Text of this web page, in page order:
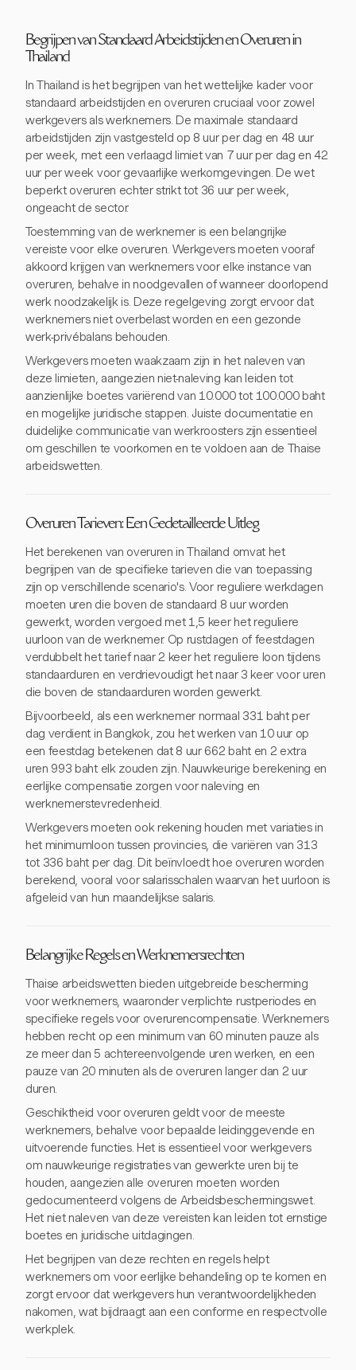
Begrijpen van Standaard Arbeidstijden en Overuren in
Thailand
In Thailand is het begrijpen van het wettelijke kader voor
standaard arbeidstijden en overuren cruciaal voor zowel
werkgevers als werknemers. De maximale standaard
arbeidstijden zijn vastgesteld op 8 uur per dag en 48 uur
per week, met een verlaagd limiet van 7 uur per dag en 42
uur per week voor gevaarlijke werkomgevingen. De wet
beperkt overuren echter strikt tot 36 uur per week,
ongeacht de sector.
Toestemming van de werknemer is een belangrijke
vereiste voor elke overuren. Werkgevers moeten vooraf
akkoord krijgen van werknemers voor elke instance van
overuren, behalve in noodgevallen of wanneer doorlopend
werk noodzakelijk is. Deze regelgeving zorgt ervoor dat
werknemers niet overbelast worden en een gezonde
werk-privébalans behouden.
Werkgevers moeten waakzaam zijn in het naleven van
deze limieten, aangezien niet-naleving kan leiden tot
aanzienlijke boetes variërend van 10.000 tot 100.000 baht
en mogelijke juridische stappen. Juiste documentatie en
duidelijke communicatie van werkroosters zijn essentieel
om geschillen te voorkomen en te voldoen aan de Thaise
arbeidswetten.
Overuren Tarieven: Een Gedetailleerde Uitleg
Het berekenen van overuren in Thailand omvat het
begrijpen van de specifieke tarieven die van toepassing
zijn op verschillende scenario's. Voor reguliere werkdagen
moeten uren die boven de standaard 8 uur worden
gewerkt, worden vergoed met 1,5 keer het reguliere
uurloon van de werknemer. Op rustdagen of feestdagen
verdubbelt het tarief naar 2 keer het reguliere loon tijdens
standaarduren en verdrievoudigt het naar 3 keer voor uren
die boven de standaarduren worden gewerkt.
Bijvoorbeeld, als een werknemer normaal 331 baht per
dag verdient in Bangkok, zou het werken van 10 uur op
een feestdag betekenen dat 8 uur 662 baht en 2 extra
uren 993 baht elk zouden zijn. Nauwkeurige berekening en
eerlijke compensatie zorgen voor naleving en
werknemerstevredenheid.
Werkgevers moeten ook rekening houden met variaties in
het minimumloon tussen provincies, die variëren van 313
tot 336 baht per dag. Dit beïnvloedt hoe overuren worden
berekend, vooral voor salarisschalen waarvan het uurloon is
afgeleid van hun maandelijkse salaris.
Belangrijke Regels en Werknemersrechten
Thaise arbeidswetten bieden uitgebreide bescherming
voor werknemers, waaronder verplichte rustperiodes en
specifieke regels voor overurencompensatie. Werknemers
hebben recht op een minimum van 60 minuten pauze als
ze meer dan 5 achtereenvolgende uren werken, en een
pauze van 20 minuten als de overuren langer dan 2 uur
duren.
Geschiktheid voor overuren geldt voor de meeste
werknemers, behalve voor bepaalde leidinggevende en
uitvoerende functies. Het is essentieel voor werkgevers
om nauwkeurige registraties van gewerkte uren bij te
houden, aangezien alle overuren moeten worden
gedocumenteerd volgens de Arbeidsbeschermingswet.
Het niet naleven van deze vereisten kan leiden tot ernstige
boetes en juridische uitdagingen.
Het begrijpen van deze rechten en regels helpt
werknemers om voor eerlijke behandeling op te komen en
zorgt ervoor dat werkgevers hun verantwoordelijkheden
nakomen, wat bijdraagt aan een conforme en respectvolle
werkplek.